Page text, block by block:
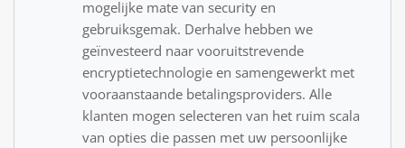
mogelijke mate van security en
gebruiksgemak. Derhalve hebben we
geïnvesteerd naar vooruitstrevende
encryptietechnologie en samengewerkt met
vooraanstaande betalingsproviders. Alle
klanten mogen selecteren van het ruim scala
van opties die passen met uw persoonlijke